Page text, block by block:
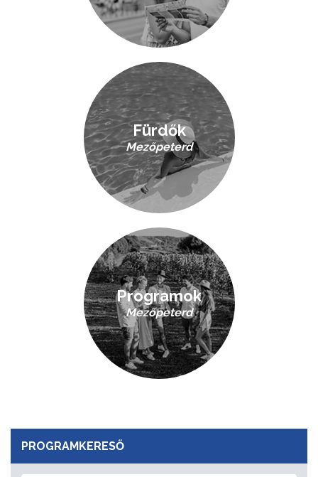
PROGRAMKERESŐ
Fürdők
Mezőpeterd
Programok
Mezőpeterd